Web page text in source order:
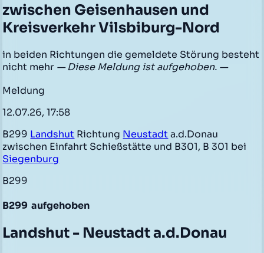
zwischen Geisenhausen und
Kreisverkehr Vilsbiburg-Nord
in beiden Richtungen die gemeldete Störung besteht
nicht mehr — Diese Meldung ist aufgehoben. —
Meldung
12.07.26, 17:58
B299 Landshut Richtung Neustadta.d.Donau
zwischen Einfahrt Schießstätte und B301, B 301 bei
Siegenburg
B299
B299 aufgehoben
Landshut - Neustadt a.d.Donau